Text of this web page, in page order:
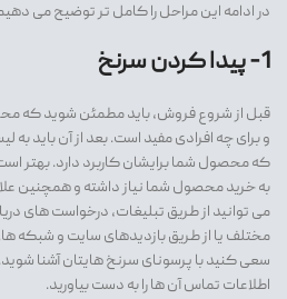
در ادامه این مراحل را کامل تر توضیح می
1- پیدا کردن سرنخ
قبل از شروع فروش، باید مطمئن شوید که
و برای چه افرادی مفید است. بعد از آن باید به
که محصول شما برایشان کاربرد دارد. بهتر
به خرید محصول شما نیاز داشته و همچنین
می توانید از طریق تبلیغات، درخواست های
مختلف یا از طریق بازدیدهای سایت و شبکه
سعی کنید با پرسونای سرنخ هایتان آشنا
اطلاعات تماس آن ها را به دست بیاورید.